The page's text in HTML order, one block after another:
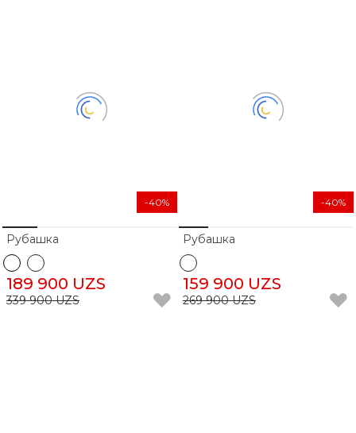
Рубашка
189 900 UZS
339 900 UZS
-40%
Рубашка
159 900 UZS
269 900 UZS
-40%